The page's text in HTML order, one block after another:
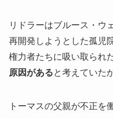
リドラーはブルース・ウ
再開発しようとした孤児
権力者たちに吸い取られ
原因がある と考えていた
トーマスの父親が不正を